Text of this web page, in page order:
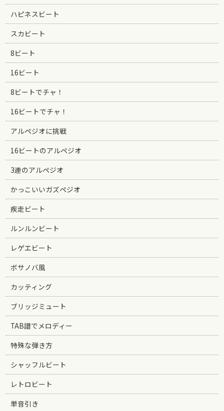
ハピネスビート
スカビート
8ビート
16ビート
8ビートでチャ！
16ビートでチャ！
アルペジオに挑戦
16ビートのアルペジオ
3連のアルペジオ
かっこいいガズペジオ
疾走ビート
ルンルンビート
レゲエビート
ボサノバ風
カッティング
ブリッジミュート
TAB譜でメロディー
特殊な弾き方
シャッフルビート
レトロビート
単音引き